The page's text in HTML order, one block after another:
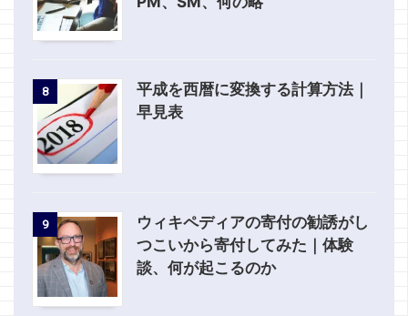
8
平成を西暦に変換する計算方法｜
早見表
9
ウィキペディアの寄付の勧誘がし
つこいから寄付してみた｜体験
談、何が起こるのか